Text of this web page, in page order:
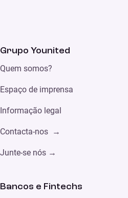
Grupo Younited
Quem somos?
Espaço de imprensa
Informação legal
Contacta-nos →
Junte-se nós →
Bancos e Fintechs